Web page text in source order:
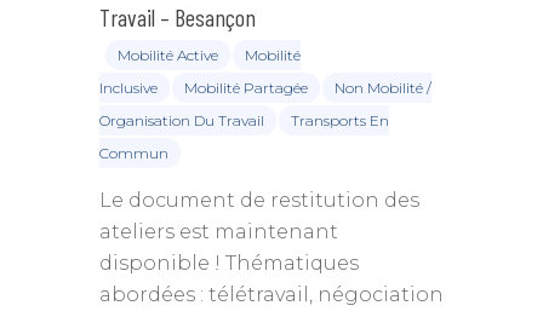
Travail – Besançon
Mobilité Active
Mobilité
Inclusive
Mobilité Partagée
Non Mobilité /
Organisation Du Travail
Transports En
Commun
Le document de restitution des
ateliers est maintenant
disponible ! Thématiques
abordées : télétravail, négociation